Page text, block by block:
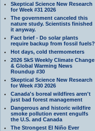
Skeptical Science New Research
for Week #31 2026
The government canceled this
nature study. Scientists finished
it anyway.
Fact brief - Do solar plants
require backup from fossil fuels?
Hot days, cold thermometers
2026 SkS Weekly Climate Change
& Global Warming News
Roundup #30
Skeptical Science New Research
for Week #30 2026
Canada's boreal wildfires aren't
just bad forest management
Dangerous and historic wildfire
smoke pollution event engulfs
the U.S. and Canada
The Strongest El Niño Ever